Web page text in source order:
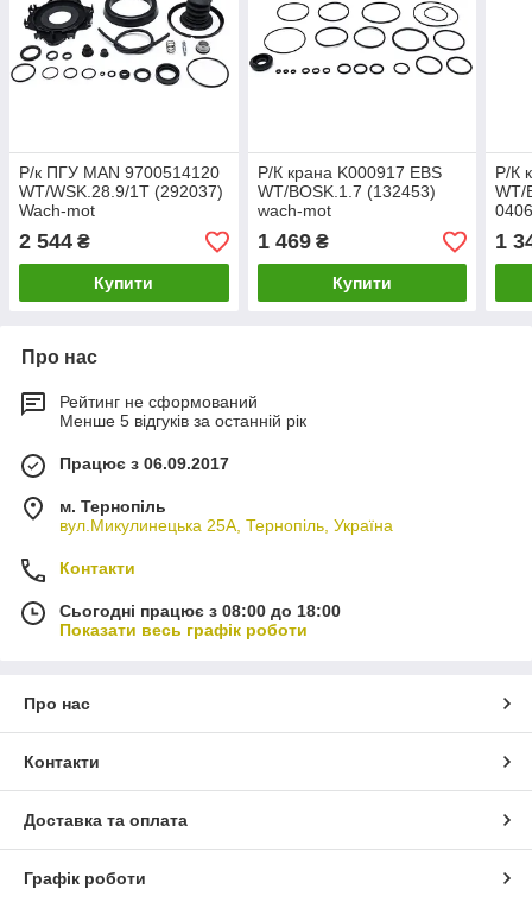
Р/к ПГУ MAN 9700514120
WT/WSK.28.9/1T (292037)
Wach-mot
2 544 ₴
Купити
Р/К крана K000917 EBS
WT/BOSK.1.7 (132453)
wach-mot
1 469₴
Купити
Р/К
WT/
1
Про нас
Рейтинг не сформований
Менше 5 відгуків за останній рік
Працює з 06.09.2017
м. Тернопіль
вул.Микулинецька 25А, Тернопіль, Україна
Контакти
Сьогодні працює з 08:00 до 18:00
Показати весь графік роботи
Про нас
Контакти
Доставка та оплата
Графік роботи